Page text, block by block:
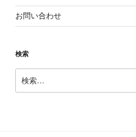
お問い合わせ
検索
索: